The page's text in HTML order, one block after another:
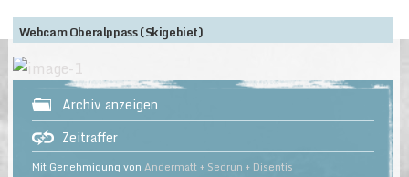
Webcam Oberalppass (Skigebiet)
Archiv anzeigen
Zeitraffer
Mit Genehmigung von Andermatt + Sedrun + Disentis